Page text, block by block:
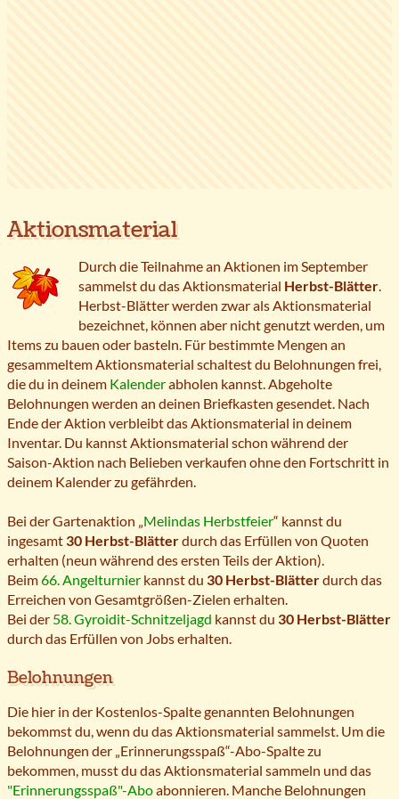
Aktionsmaterial
Durch die Teilnahme an Aktionen im September
sammelst du das Aktionsmaterial Herbst-Blätter.
Herbst-Blätter werden zwar als Aktionsmaterial
bezeichnet, können aber nicht genutzt werden, um
Items zu bauen oder basteln. Für bestimmte Mengen an
gesammeltem Aktionsmaterial schaltest du Belohnungen frei,
die du in deinem Kalenderabholen kannst. Abgeholte
Belohnungen werden an deinen Briefkasten gesendet. Nach
Ende der Aktion verbleibt das Aktionsmaterial in deinem
Inventar. Du kannst Aktionsmaterial schon während der
Saison-Aktion nach Belieben verkaufen ohne den Fortschritt in
deinem Kalender zu gefährden.
Bei der Gartenaktion „Melindas Herbstfeier“ kannst du
ingesamt 30 Herbst-Blätterdurch das Erfüllen von Quoten
erhalten (neun während des ersten Teils der Aktion).
Beim66. Angelturnier kannst du 30 Herbst-Blätterdurch das
Erreichen von Gesamtgrößen-Zielen erhalten.
Bei der 58. Gyroidit-Schnitzeljagd kannst du 30 Herbst-Blätter
durch das Erfüllen von Jobs erhalten.
Belohnungen
Die hier in der Kostenlos-Spalte genannten Belohnungen
bekommst du, wenn du das Aktionsmaterial sammelst. Um die
Belohnungen der „Erinnerungsspaß“-Abo-Spalte zu
bekommen, musst du das Aktionsmaterial sammeln und das
"Erinnerungsspaß"-Aboabonnieren. Manche Belohnungen